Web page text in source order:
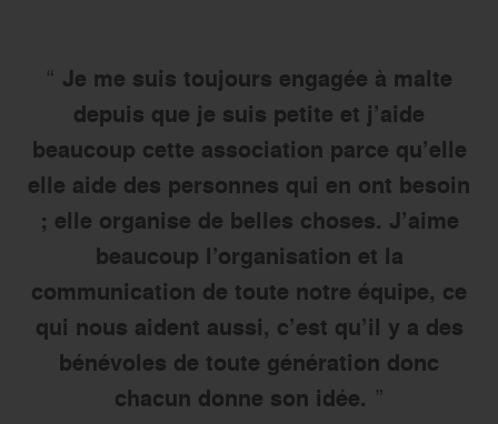
Je me suis toujours engagée à malte
depuis que je suis petite et j’aide
beaucoup cette association parce qu’elle
elle aide des personnes qui en ont besoin
; elle organise de belles choses. J’aime
beaucoup l’organisation et la
communication de toute notre équipe, ce
qui nous aident aussi, c’est qu’il y a des
bénévoles de toute génération donc
chacun donne son idée.